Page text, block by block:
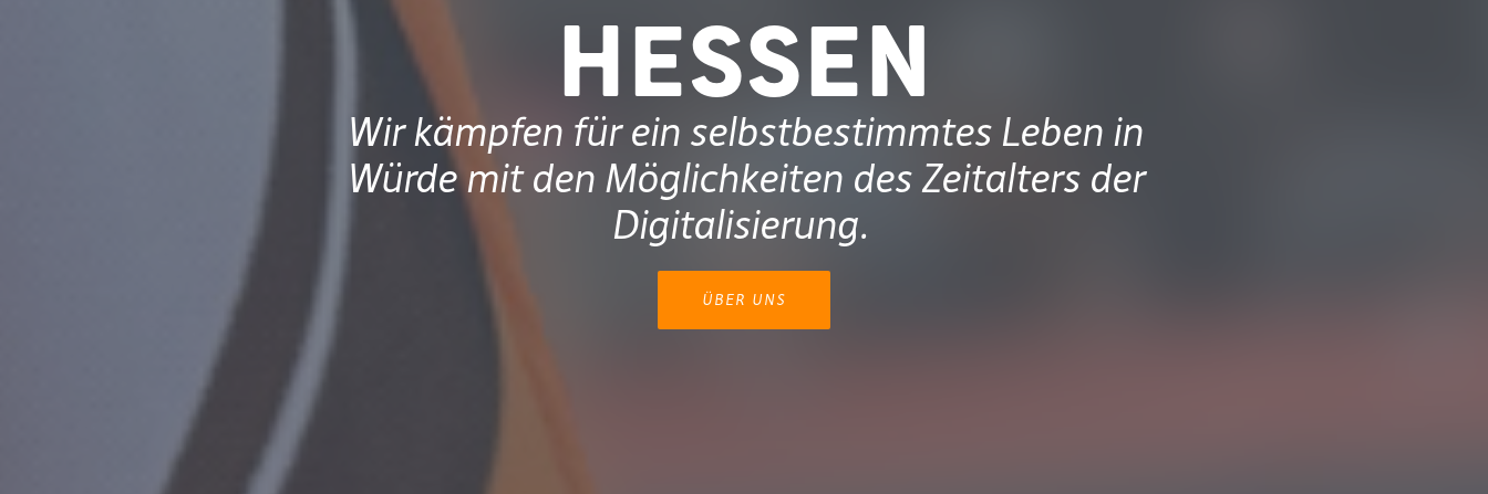
Hessen
Wir kämpfen für ein selbstbestimmtes Leben in
Würde mit den Möglichkeiten des Zeitalters der
Digitalisierung. ​
ÜBER UNS